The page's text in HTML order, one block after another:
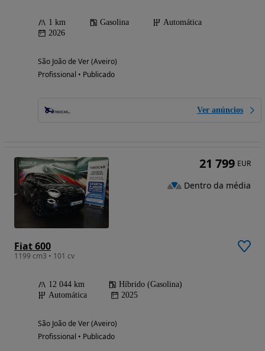
1 km Gasolina
Automática
2026
São João de Ver (Aveiro)
Profissional • Publicado
Ver anúncios
Fiat 600
1199 cm3 • 101 cv
12 044 km
Híbrido (Gasolina)
Automática
2025
São João de Ver (Aveiro)
Profissional • Publicado
21 799 EUR
Dentro da média